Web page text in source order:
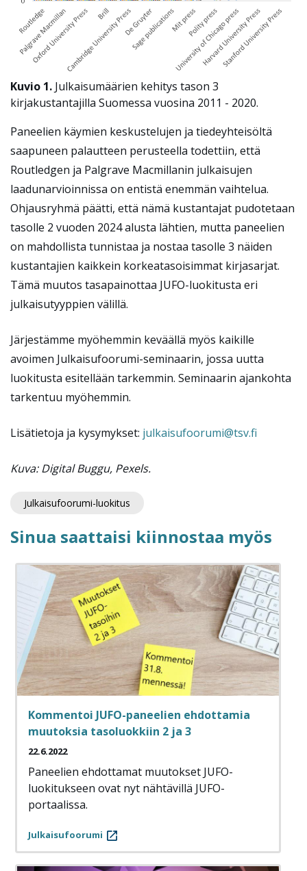
Kuvio 1. Julkaisumäärien kehitys tason 3
kirjakustantajilla Suomessa vuosina 2011 - 2020.
Paneelien käymien keskustelujen ja tiedeyhteisöltä
saapuneen palautteen perusteella todettiin, että
Routledgen ja Palgrave Macmillanin julkaisujen
laadunarvioinnissa on entistä enemmän vaihtelua.
Ohjausryhmä päätti, että nämä kustantajat pudotetaan
tasolle 2 vuoden 2024 alusta lähtien, mutta paneelien
on mahdollista tunnistaa ja nostaa tasolle 3 näiden
kustantajien kaikkein korkeatasoisimmat kirjasarjat.
Tämä muutos tasapainottaa JUFO-luokitusta eri
julkaisutyyppien välillä.
Järjestämme myöhemmin keväällä myös kaikille
avoimen Julkaisufoorumi-seminaarin, jossa uutta
luokitusta esitellään tarkemmin. Seminaarin ajankohta
tarkentuu myöhemmin.
Lisätietoja ja kysymykset: julkaisufoorumi@tsv.fi
Kuva: Digital Buggu, Pexels.
Julkaisufoorumi-luokitus
Sinua saattaisi kiinnostaa myös
Kommentoi JUFO-paneelien ehdottamia
muutoksia tasoluokkiin 2 ja 3
22.6.2022
Paneelien ehdottamat muutokset JUFO-
luokitukseen ovat nyt nähtävillä JUFO-
portaalissa.
Julkaisufoorumi